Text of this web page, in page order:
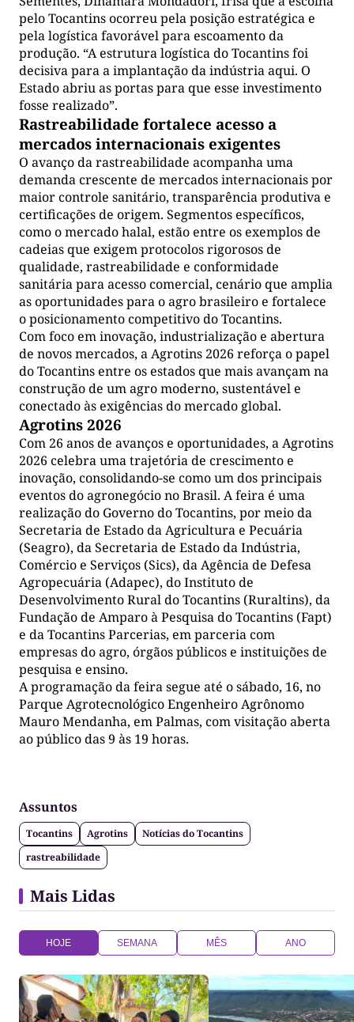
pelo Tocantins ocorreu pela posição estratégica e
pela logística favorável para escoamento da
produção. “A estrutura logística do Tocantins foi
decisiva para a implantação da indústria aqui. O
Estado abriu as portas para que esse investimento
fosse realizado”.
Rastreabilidade fortalece acesso a
mercados internacionais exigentes
O avanço da rastreabilidade acompanha uma
demanda crescente de mercados internacionais por
maior controle sanitário, transparência produtiva e
certificações de origem. Segmentos específicos,
como o mercado halal, estão entre os exemplos de
cadeias que exigem protocolos rigorosos de
qualidade, rastreabilidade e conformidade
sanitária para acesso comercial, cenário que amplia
as oportunidades para o agro brasileiro e fortalece
o posicionamento competitivo do Tocantins.
Com foco em inovação, industrialização e abertura
de novos mercados, a Agrotins 2026 reforça o papel
do Tocantins entre os estados que mais avançam na
construção de um agro moderno, sustentável e
conectado às exigências do mercado global.
Agrotins 2026
Com 26 anos de avanços e oportunidades, a Agrotins
2026 celebra uma trajetória de crescimento e
inovação, consolidando-se como um dos principais
eventos do agronegócio no Brasil. A feira é uma
realização do Governo do Tocantins, por meio da
Secretaria de Estado da Agricultura e Pecuária
(Seagro), da Secretaria de Estado da Indústria,
Comércio e Serviços (Sics), da Agência de Defesa
Agropecuária (Adapec), do Instituto de
Desenvolvimento Rural do Tocantins (Ruraltins), da
Fundação de Amparo à Pesquisa do Tocantins (Fapt)
e da Tocantins Parcerias, em parceria com
empresas do agro, órgãos públicos e instituições de
pesquisa e ensino.
A programação da feira segue até o sábado, 16, no
Parque Agrotecnológico Engenheiro Agrônomo
Mauro Mendanha, em Palmas, com visitação aberta
ao público das 9 às 19 horas.
Assuntos
Tocantins Agrotins
Notícias do Tocantins
rastreabilidade
Mais Lidas
HOJE SEMANA MÊS ANO